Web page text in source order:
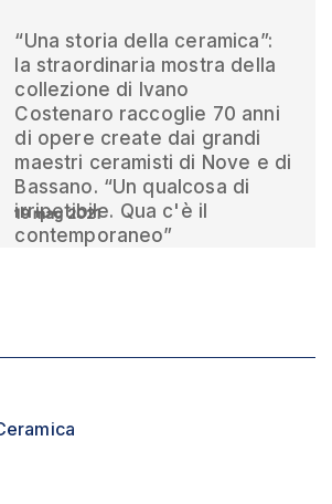
“Una storia della ceramica”:
la straordinaria mostra della
collezione di Ivano
Costenaro raccoglie 70 anni
di opere create dai grandi
maestri ceramisti di Nove e di
Bassano. “Un qualcosa di
irripetibile. Qua c'è il
contemporaneo”
19 mag 2021